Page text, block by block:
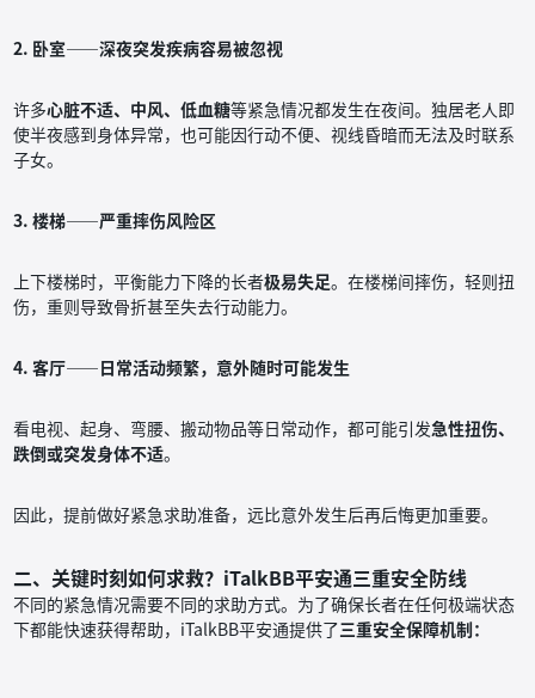
2. 卧室——深夜突发疾病容易被忽视
许多心脏不适、中风、低血糖等紧急情况都发生在夜间。独居老人即
使半夜感到身体异常，也可能因行动不便、视线昏暗而无法及时联系
子女。
3. 楼梯——严重摔伤风险区
上下楼梯时，平衡能力下降的长者极易失足。在楼梯间摔伤，轻则扭
伤，重则导致骨折甚至失去行动能力。
4. 客厅——日常活动频繁，意外随时可能发生
看电视、起身、弯腰、搬动物品等日常动作，都可能引发急性扭伤、
跌倒或突发身体不适。
因此，提前做好紧急求助准备，远比意外发生后再后悔更加重要。
二、关键时刻如何求救？iTalkBB平安通三重安全防线
不同的紧急情况需要不同的求助方式。为了确保长者在任何极端状态
下都能快速获得帮助，iTalkBB平安通提供了三重安全保障机制：